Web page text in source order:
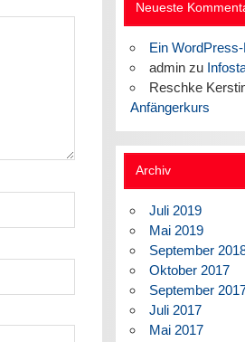
Neueste
Ein
adminzu
Reschke
Anfängerkurs
Archiv
Juli 2019
Mai 2019
September
Oktober 2017
September
Juli 2017
Mai 2017